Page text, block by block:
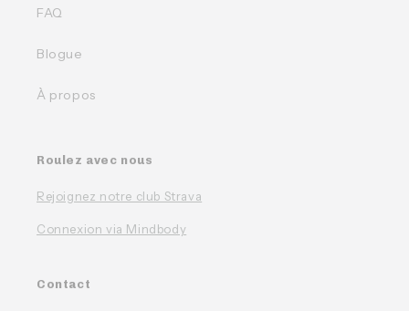
FAQ
Blogue
À propos
Roulez avec nous
Rejoignez notre club Strava
Connexion via Mindbody
Contact